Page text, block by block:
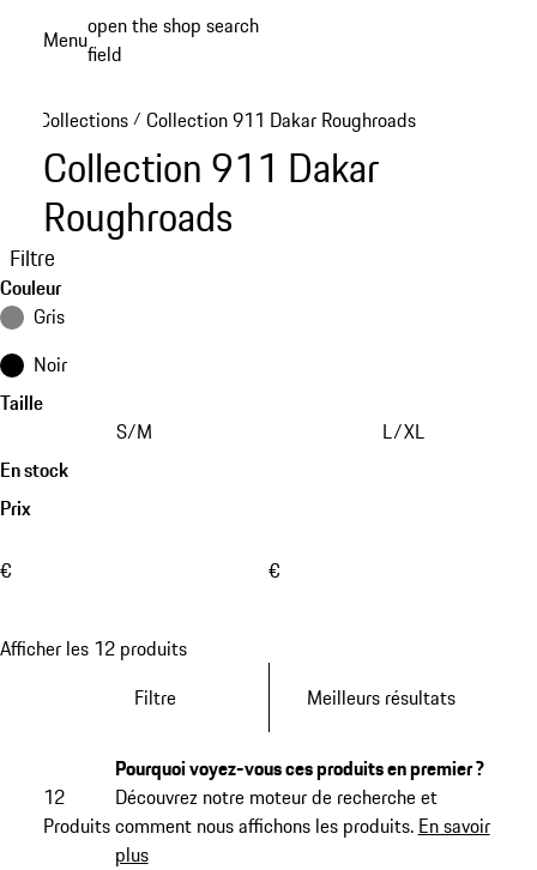
Menuopen the shop search
field
Collections / Collection 911 Dakar Roughroads
Collection 911 Dakar
Roughroads
Filtre
Couleur
Gris
Noir
Taille
S/M
L/XL
En stock
Prix
€ €
Afficher les 12 produits
Filtre
Meilleurs résultats
12
Produits
Pourquoi voyez-vous ces produits en premier ?
Découvrez notre moteur de recherche et
comment nous affichons les produits. En savoir
plus